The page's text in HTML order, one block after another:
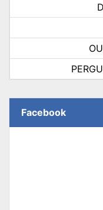
Facebook